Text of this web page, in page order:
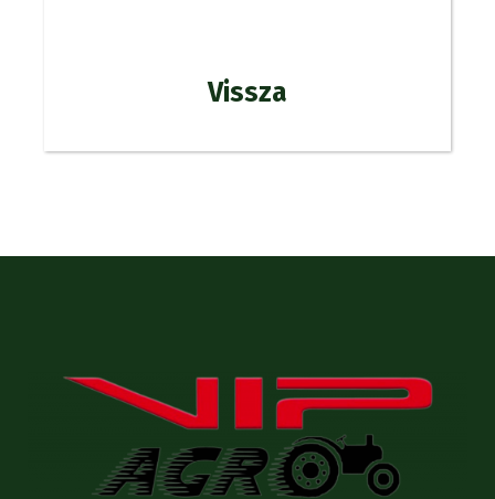
Vissza